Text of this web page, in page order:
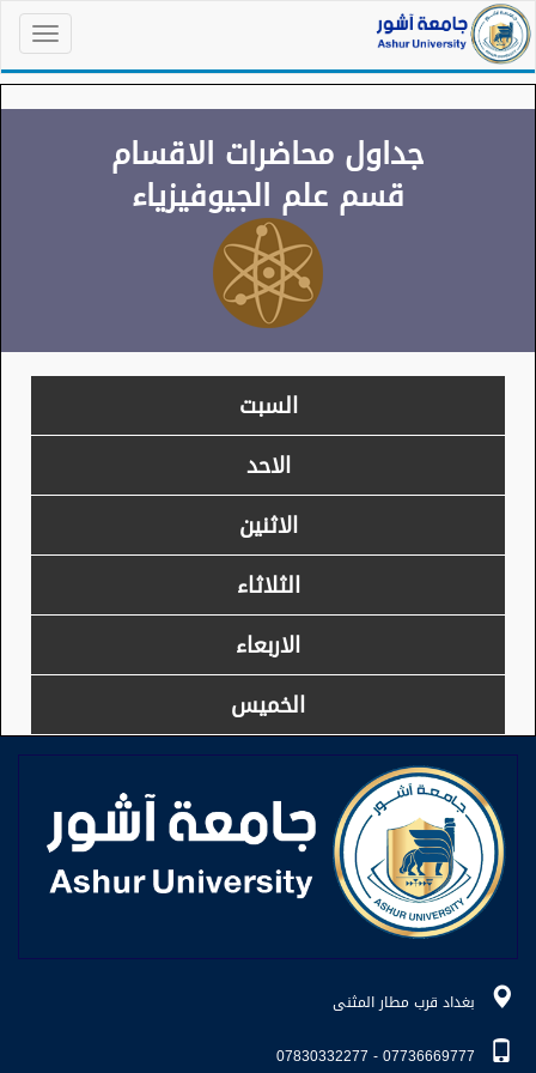
جداول محاضرات الاقسام
قسم علم الجيوفيزياء
السبت
الاحد
الاثنين
الثلاثاء
الاربعاء
الخميس
بغداد قرب مطار المثنى